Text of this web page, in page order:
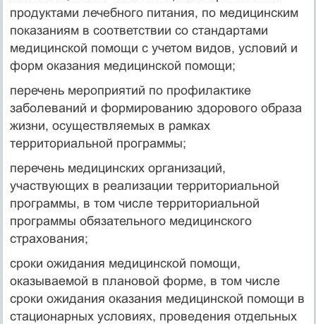
продуктами лечебного питания, по медицинским
показаниям в соответствии со стандартами
медицинской помощи с учетом видов, условий и
форм оказания медицинской помощи;
перечень мероприятий по профилактике
заболеваний и формированию здорового образа
жизни, осуществляемых в рамках
территориальной программы;
перечень медицинских организаций,
участвующих в реализации территориальной
программы, в том числе территориальной
программы обязательного медицинского
страхования;
сроки ожидания медицинской помощи,
оказываемой в плановой форме, в том числе
сроки ожидания оказания медицинской помощи в
стационарных условиях, проведения отдельных